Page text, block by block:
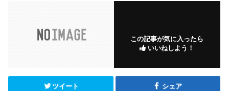
この記事が気に入ったら
いいねしよう！
ツイート シェア